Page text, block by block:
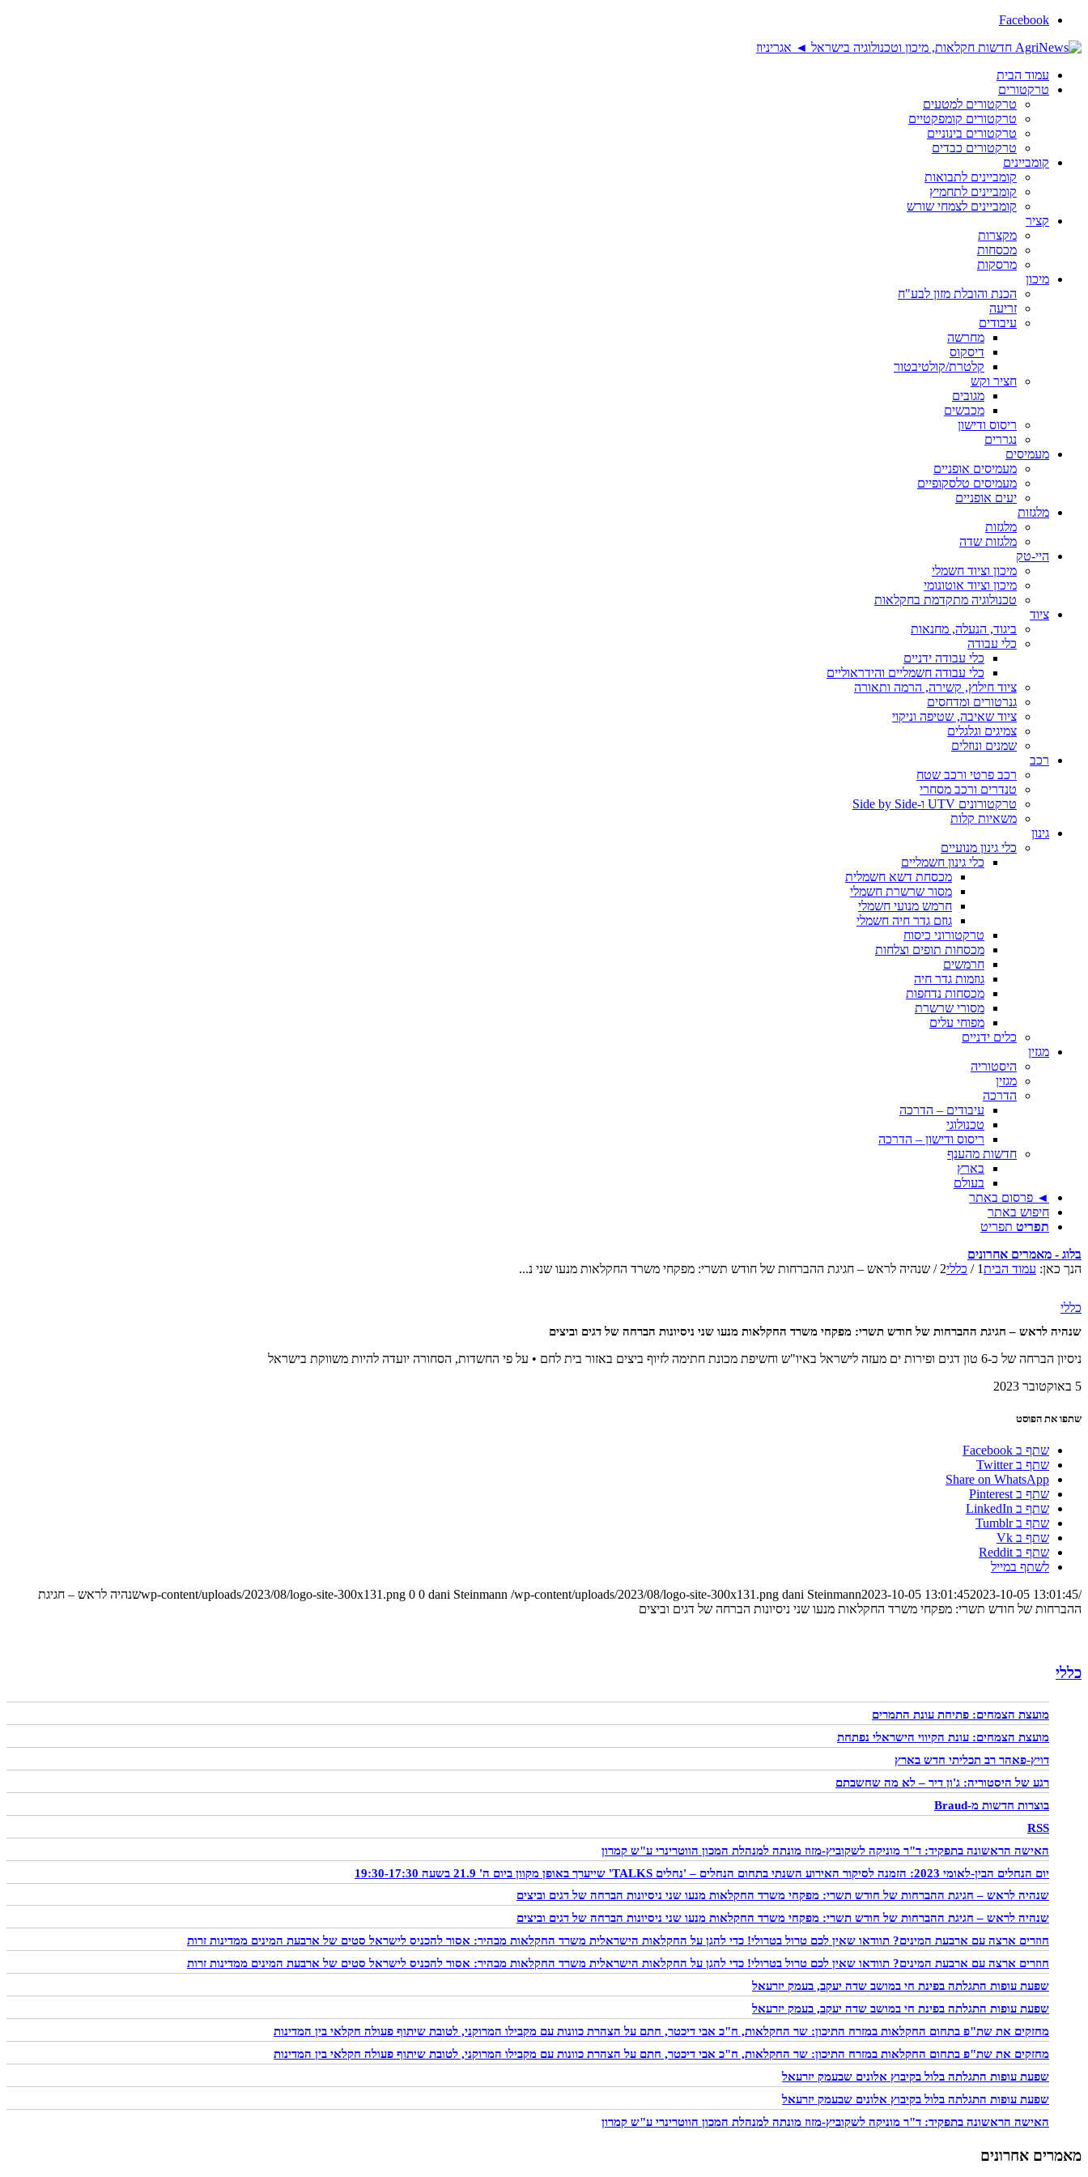
Facebook
עמוד הבית
טרקטורים
טרקטורים למטעים
טרקטורים קומפקטיים
טרקטורים בינוניים
טרקטורים כבדים
קומביינים
קומביינים לתבואות
קומביינים לתחמיץ
קומביינים לצמחי שורש
קציר
מקצרות
מכסחות
מרסקות
מיכון
הכנת והובלת מזון לבע"ח
זריעה
עיבודים
מחרשה
דיסקוס
קלטרת/קולטיבטור
חציר וקש
מגובים
מכבשים
ריסוס ודישון
נגררים
מעמיסים
מעמיסים אופניים
מעמיסים טלסקופיים
יעים אופניים
מלגזות
מלגזות
מלגזות שדה
היי-טק
מיכון וציוד חשמלי
מיכון וציוד אוטונומי
טכנולוגיה מתקדמת בחקלאות
ציוד
ביגוד, הנעלה, מחנאות
כלי עבודה
כלי עבודה ידניים
כלי עבודה חשמליים והידראוליים
ציוד חילוץ, קשירה, הרמה ותאורה
גנרטורים ומדחסים
ציוד שאיבה, שטיפה וניקוי
צמיגים וגלגלים
שמנים ונוזלים
רכב
רכב פרטי ורכב שטח
טנדרים ורכב מסחרי
טרקטורונים UTV ו-Side by Side
משאיות קלות
גינון
כלי גינון מנועיים
כלי גינון חשמליים
מכסחת דשא חשמלית
מסור שרשרת חשמלי
חרמש מנועי חשמלי
גוזם גדר חיה חשמלי
טרקטורוני כיסוח
מכסחות תופים וצלחות
חרמשים
גוזמות גדר חיה
מכסחות נדחפות
מסורי שרשרת
מפוחי עלים
כלים ידניים
מגזין
היסטוריה
מגזין
הדרכה
עיבודים – הדרכה
טכנולוגי
ריסוס ודישון – הדרכה
חדשות מהענף
בארץ
בעולם
◄ פרסום באתר
חיפוש באתר
תפריט תפריט
בלוג - מאמרים אחרונים
הנך כאן: עמוד הבית1
/ כללי2
/ שנהיה לראש – חגיגת ההברחות של חודש תשרי: מפקחי משרד החקלאות מנעו שני נ...
כללי
שנהיה לראש – חגיגת ההברחות של חודש תשרי: מפקחי משרד החקלאות מנעו שני ניסיונות הברחה של דגים וביצים
ניסיון הברחה של כ-6 טון דגים ופירות ים מעזה לישראל באיו"ש וחשיפת מכונת חתימה לזיוף ביצים באזור בית לחם • על פי החשדות, הסחורה יועדה להיות משווקת בישראל
5 באוקטובר 2023
שתפו את הפוסט
שתף ב Facebook
שתף ב Twitter
Share on WhatsApp
שתף ב Pinterest
שתף ב LinkedIn
שתף ב Tumblr
שתף ב Vk
שתף ב Reddit
לשתף במייל
/wp-content/uploads/2023/08/logo-site-300x131.png
0 0 dani Steinmann /wp-content/uploads/2023/08/logo-site-300x131.png dani Steinmann2023-10-05 13:01:452023-10-05 13:01:45
שנהיה לראש – חגיגת
ההברחות של חודש תשרי: מפקחי משרד החקלאות מנעו שני ניסיונות הברחה של דגים וביצים
כללי
מועצת הצמחים: פתיחת עונת התמרים
מועצת הצמחים: עונת הקיווי הישראלי נפתחת
דויץ-פאהר רב תכליתי חדש בארץ
רגע של היסטוריה: ג'ון דיר – לא מה שחשבתם
בוצרות חדשות מ-Braud
RSS
האישה הראשונה בתפקיד: ד"ר מוניקה לשקוביץ-מזוז מונתה למנהלת המכון הווטרינרי ע"ש קמרון
יום הנחלים הבין-לאומי 2023: הזמנה לסיקור האירוע השנתי בתחום הנחלים – 'נחלים TALKS' שייערך באופן מקוון ביום ה' 21.9 בשעה 19:30-17:30
שנהיה לראש – חגיגת ההברחות של חודש תשרי: מפקחי משרד החקלאות מנעו שני ניסיונות הברחה של דגים וביצים
שנהיה לראש – חגיגת ההברחות של חודש תשרי: מפקחי משרד החקלאות מנעו שני ניסיונות הברחה של דגים וביצים
חוזרים ארצה עם ארבעת המינים? תוודאו שאין לכם טרול בטרולי! כדי להגן על החקלאות הישראלית משרד החקלאות מבהיר: אסור להכניס לישראל סטים של ארבעת המינים ממדינות זרות
חוזרים ארצה עם ארבעת המינים? תוודאו שאין לכם טרול בטרולי! כדי להגן על החקלאות הישראלית משרד החקלאות מבהיר: אסור להכניס לישראל סטים של ארבעת המינים ממדינות זרות
שפעת עופות התגלתה בפינת חי במושב שדה יעקב, בעמק יזרעאל
שפעת עופות התגלתה בפינת חי במושב שדה יעקב, בעמק יזרעאל
מחזקים את שת"פ בתחום החקלאות במזרח התיכון: שר החקלאות, ח"כ אבי דיכטר, חתם על הצהרת כוונות עם מקבילו המרוקני, לטובת שיתוף פעולה חקלאי בין המדינות
מחזקים את שת"פ בתחום החקלאות במזרח התיכון: שר החקלאות, ח"כ אבי דיכטר, חתם על הצהרת כוונות עם מקבילו המרוקני, לטובת שיתוף פעולה חקלאי בין המדינות
שפעת עופות התגלתה בלול בקיבוץ אלונים שבעמק יזרעאל
שפעת עופות התגלתה בלול בקיבוץ אלונים שבעמק יזרעאל
האישה הראשונה בתפקיד: ד"ר מוניקה לשקוביץ-מזוז מונתה למנהלת המכון הווטרינרי ע"ש קמרון
מאמרים אחרונים